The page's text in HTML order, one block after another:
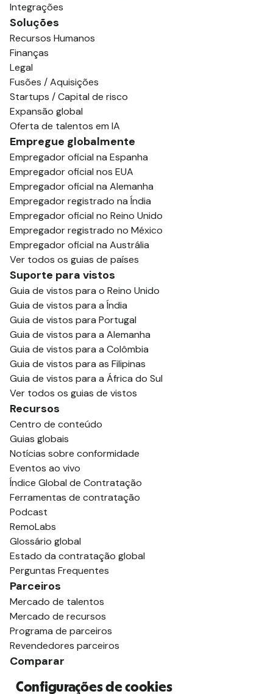
Integrações
Soluções
Recursos Humanos
Finanças
Legal
Fusões / Aquisições
Startups / Capital de risco
Expansão global
Oferta de talentos em IA
Empregue globalmente
Empregador oficial na Espanha
Empregador oficial nos EUA
Empregador oficial na Alemanha
Empregador registrado na Índia
Empregador oficial no Reino Unido
Empregador registrado no México
Empregador oficial na Austrália
Ver todos os guias de países
Suporte para vistos
Guia de vistos para o Reino Unido
Guia de vistos para a Índia
Guia de vistos para Portugal
Guia de vistos para a Alemanha
Guia de vistos para a Colômbia
Guia de vistos para as Filipinas
Guia de vistos para a África do Sul
Ver todos os guias de vistos
Recursos
Centro de conteúdo
Guias globais
Notícias sobre conformidade
Eventos ao vivo
Índice Global de Contratação
Ferramentas de contratação
Podcast
RemoLabs
Glossário global
Estado da contratação global
Perguntas Frequentes
Parceiros
Mercado de talentos
Mercado de recursos
Programa de parceiros
Revendedores parceiros
Comparar
Configurações de cookies